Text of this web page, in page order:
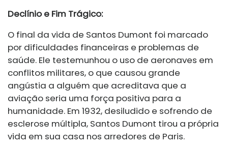
Declínio e Fim Trágico:
O final da vida de Santos Dumont foi marcado
por dificuldades financeiras e problemas de
saúde. Ele testemunhou o uso de aeronaves em
conflitos militares, o que causou grande
angústia a alguém que acreditava que a
aviação seria uma força positiva para a
humanidade. Em 1932, desiludido e sofrendo de
esclerose múltipla, Santos Dumont tirou a própria
vida em sua casa nos arredores de Paris.